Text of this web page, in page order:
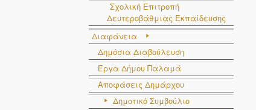
Σχολική Επιτροπή
Δευτεροβάθμιας Εκπαίδευσης
Διαφάνεια
Δημόσια Διαβούλευση
Έργα Δήμου Παλαμά
Αποφάσεις Δημάρχου
Δημοτικό Συμβούλιο